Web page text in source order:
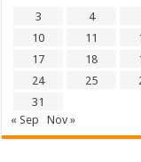
3
4
10
11
17
18
24
25
31
« Sep
Nov »